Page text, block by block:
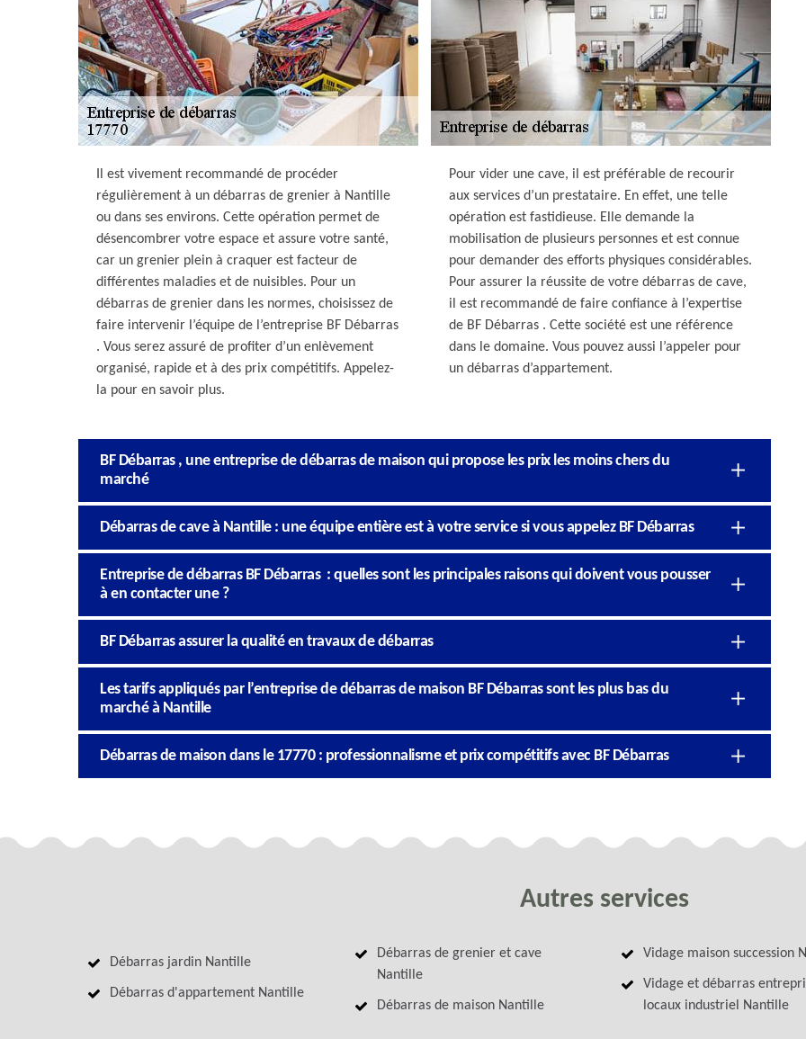
Il est vivement recommandé de procéder
régulièrement à un débarras de grenier à Nantille
ou dans ses environs. Cette opération permet de
désencombrer votre espace et assure votre santé,
car un grenier plein à craquer est facteur de
différentes maladies et de nuisibles. Pour un
débarras de grenier dans les normes, choisissez de
faire intervenir l’équipe de l’entreprise BF Débarras
. Vous serez assuré de profiter d’un enlèvement
organisé, rapide et à des prix compétitifs. Appelez-
la pour en savoir plus.
Pour vider une cave, il est préférable de recourir
aux services d’un prestataire. En effet, une telle
opération est fastidieuse. Elle demande la
mobilisation de plusieurs personnes et est connue
pour demander des efforts physiques considérables.
Pour assurer la réussite de votre débarras de cave,
il est recommandé de faire confiance à l’expertise
de BF Débarras . Cette société est une référence
dans le domaine. Vous pouvez aussi l’appeler pour
un débarras d’appartement.
BF Débarras , une entreprise de débarras de maison qui propose les prix les moins chers du
marché
Débarras de cave à Nantille : une équipe entière est à votre service si vous appelez BF Débarras
Entreprise de débarras BF Débarras : quelles sont les principales raisons qui doivent vous pousser
à en contacter une ?
BF Débarras assurer la qualité en travaux de débarras
Les tarifs appliqués par l’entreprise de débarras de maison BF Débarras sont les plus bas du
marché à Nantille
Débarras de maison dans le 17770 : professionnalisme et prix compétitifs avec BF Débarras
Autres services
Débarras jardin Nantille
Débarras d'appartement Nantille
Débarras de grenier et cave
Nantille
Débarras de maison Nantille
Vidage maison succession
Vidage et débarras
locaux industriel Nantille